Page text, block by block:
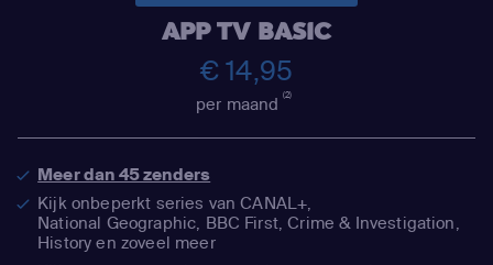
APP TV BASIC
€ 14,95
per maand(2)
Meer dan 45 zenders
Kijk onbeperkt series van CANAL+,
National Geographic, BBC First, Crime & Investigation,
History en zoveel meer